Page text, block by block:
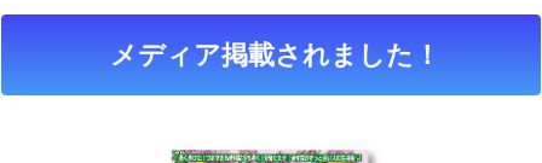
メディア掲載されました！